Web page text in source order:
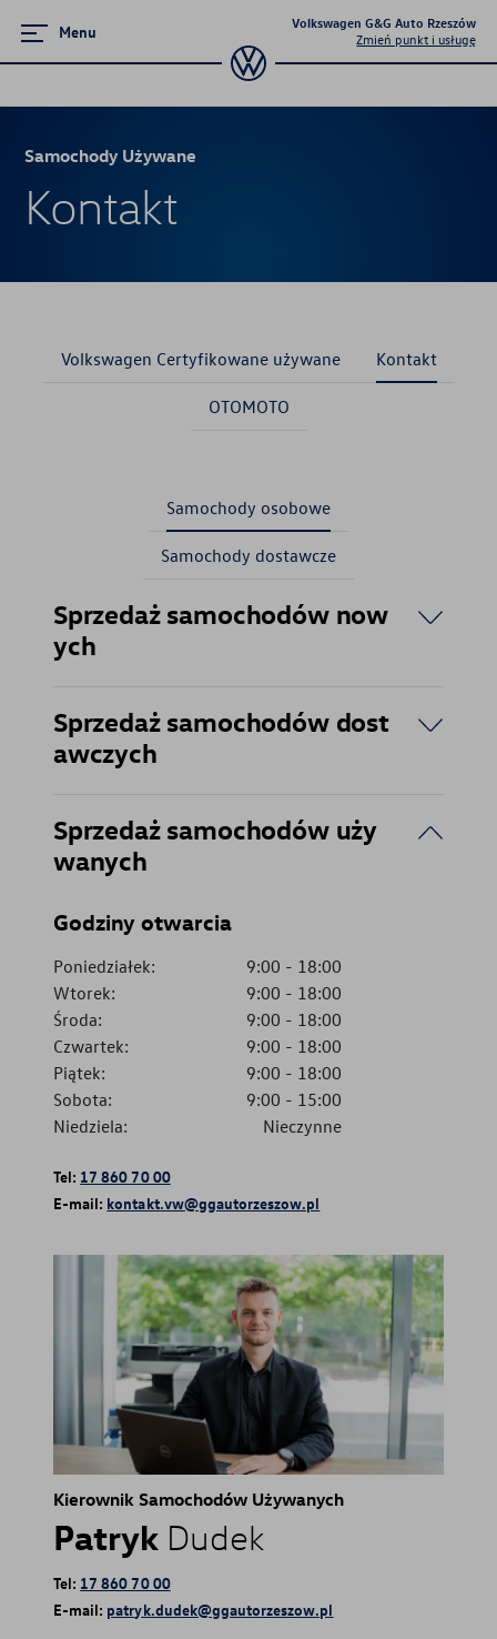
Menu
Volkswagen G&G Auto Rzeszów
Zmień punkt i usługę
Samochody Używane
Volkswagen Certyfikowane używane
Samochody Używane
Kontakt
Volkswagen Certyfikowane używane Kontakt
OTOMOTO
Samochody osobowe
Samochody dostawcze
Sprzedaż samochodów now
ych
Sprzedaż samochodów dost
awczych
Sprzedaż samochodów uży
wanych
Godziny otwarcia
Poniedziałek: 9:00 - 18:00
Wtorek:
9:00 - 18:00
Środa:
9:00 - 18:00
Czwartek:
9:00 - 18:00
Piątek:
9:00 - 18:00
Sobota:
9:00 - 15:00
Niedziela:
Nieczynne
Tel: 17 860 70 00
E-mail: kontakt.vw@ggautorzeszow.pl
Kierownik Samochodów Używanych
Patryk Dudek
Tel: 17 860 70 00
E-mail: patryk.dudek@ggautorzeszow.pl